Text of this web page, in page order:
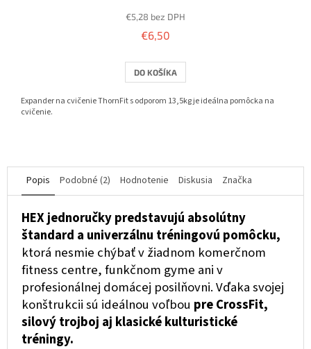
€5,28 bez DPH
€6,50
DO KOŠÍKA
Expander na cvičenie ThornFit s odporom 13,5kg je ideálna pomôcka na
cvičenie.
Popis Podobné (2) Hodnotenie Diskusia Značka
HEX jednoručky predstavujú absolútny
štandard a univerzálnu tréningovú pomôcku,
ktorá nesmie chýbať v žiadnom komerčnom
fitness centre, funkčnom gyme ani v
profesionálnej domácej posilňovni. Vďaka svojej
konštrukcii sú ideálnou voľbou pre CrossFit,
silový trojboj aj klasické kulturistické
tréningy.